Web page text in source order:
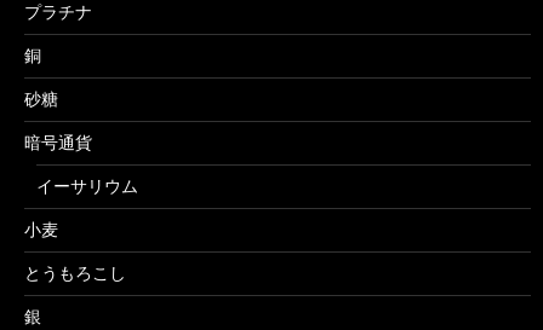
プラチナ
銅
砂糖
暗号通貨
イーサリウム
小麦
とうもろこし
銀